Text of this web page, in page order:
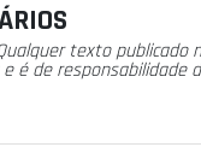
texto publicado
é de responsabilidade